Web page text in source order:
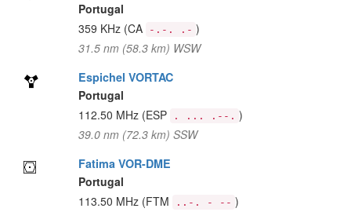
Portugal
359 KHz (CA -.-. .- )
31.5 nm (58.3 km) WSW
Espichel VORTAC
Portugal
112.50 MHz (ESP . ... .--. )
39.0 nm (72.3 km) SSW
Fatima VOR-DME
Portugal
113.50 MHz (FTM ..-. - -- )